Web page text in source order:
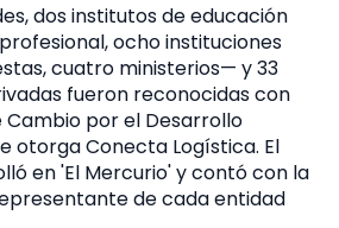
dos institutos de educación
ocho instituciones
cuatro ministerios— y 33
fueron reconocidas con
Cambio por el Desarrollo
otorga Conecta Logística. El
en 'El Mercurio' y contó con la
de cada entidad